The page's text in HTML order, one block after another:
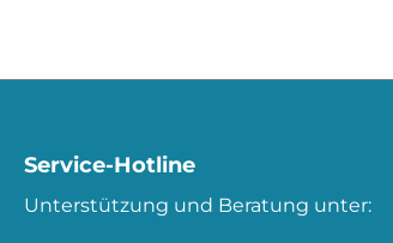
Service-Hotline
Unterstützung und Beratung unter: